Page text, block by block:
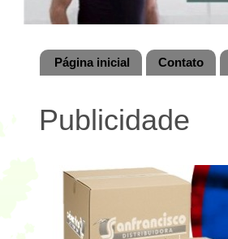
Página inicial Contato
Publicidade